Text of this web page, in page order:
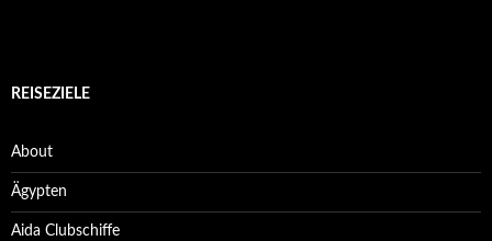
REISEZIELE
About
Ägypten
Aida Clubschiffe